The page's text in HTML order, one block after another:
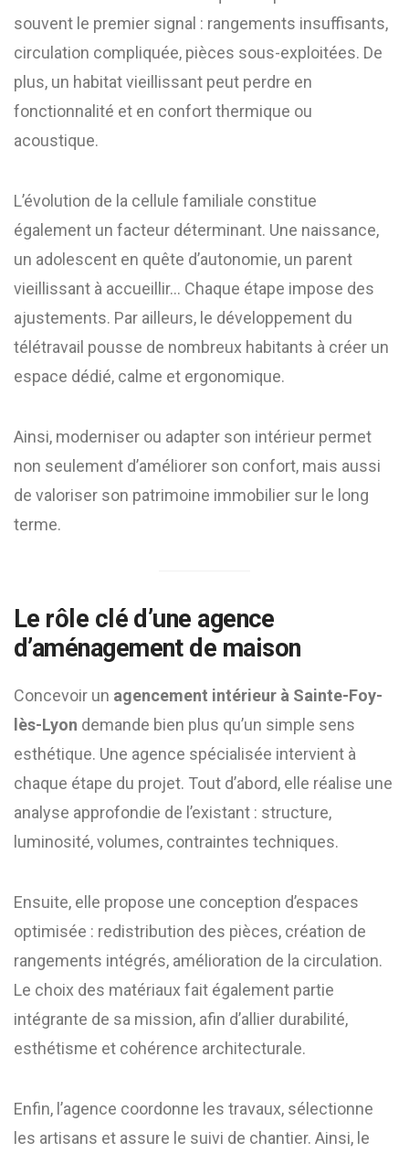
souvent le premier signal : rangements insuffisants,
circulation compliquée, pièces sous-exploitées. De
plus, un habitat vieillissant peut perdre en
fonctionnalité et en confort thermique ou
acoustique.
L’évolution de la cellule familiale constitue
également un facteur déterminant. Une naissance,
un adolescent en quête d’autonomie, un parent
vieillissant à accueillir… Chaque étape impose des
ajustements. Par ailleurs, le développement du
télétravail pousse de nombreux habitants à créer un
espace dédié, calme et ergonomique.
Ainsi, moderniser ou adapter son intérieur permet
non seulement d’améliorer son confort, mais aussi
de valoriser son patrimoine immobilier sur le long
terme.
Le rôle clé d’une agence
d’aménagement de maison
Concevoir un agencement intérieur à Sainte-Foy-
lès-Lyon demande bien plus qu’un simple sens
esthétique. Une agence spécialisée intervient à
chaque étape du projet. Tout d’abord, elle réalise une
analyse approfondie de l’existant : structure,
luminosité, volumes, contraintes techniques.
Ensuite, elle propose une conception d’espaces
optimisée : redistribution des pièces, création de
rangements intégrés, amélioration de la circulation.
Le choix des matériaux fait également partie
intégrante de sa mission, afin d’allier durabilité,
esthétisme et cohérence architecturale.
Enfin, l’agence coordonne les travaux, sélectionne
les artisans et assure le suivi de chantier. Ainsi, le